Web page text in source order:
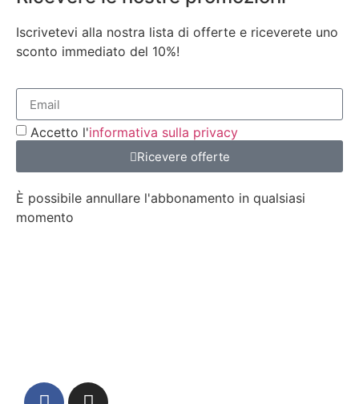
Iscrivetevi alla nostra lista di offerte e riceverete uno
sconto immediato del 10%!
Accetto l'informativa sulla privacy
Ricevere offerte
È possibile annullare l'abbonamento in qualsiasi
momento